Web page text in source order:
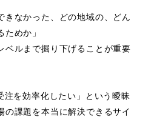
きなかった、どの地域の、どん
めか」
ベルまで掘り下げることが重要
注を効率化したい」という曖昧
の課題を本当に解決できるサイ